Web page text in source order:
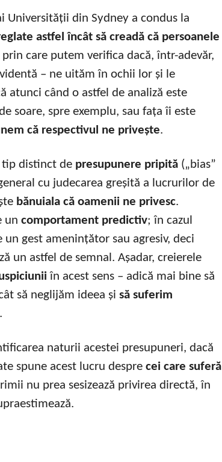
Universității din Sydney a condus la
astfel încât să creadă că persoanele
care putem verifica dacă, într-adevăr,
– ne uităm în ochii lor și le
atunci când o astfel de analiză este
soare, spre exemplu, sau fața îi este
că respectivul ne privește.
distinct de presupunere pripită („bias”
cu judecarea greșită a lucrurilor de
bănuiala că oamenii ne privesc.
un comportament predictiv; în cazul
gest amenințător sau agresiv, deci
un astfel de semnal. Așadar, creierele
în acest sens – adică mai bine să
să neglijăm ideea și să suferim
naturii acestei presupuneri, dacă
spune acest lucru despre cei care suferă
nu prea sesizează privirea directă, în